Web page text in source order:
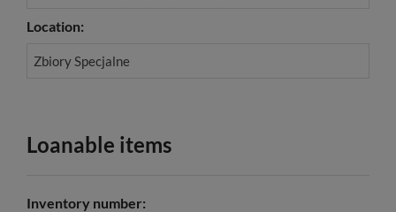
Location:
Zbiory Specjalne
Loanable items
Inventory number: